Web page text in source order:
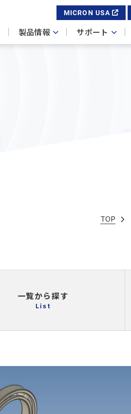
MICRON USA
製品情報 サポート
TOP
一覧から探す
List